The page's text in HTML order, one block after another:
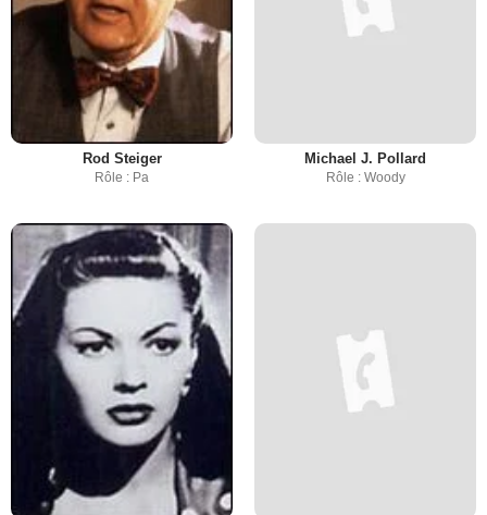
Rod Steiger
Rôle : Pa
Michael J. Pollard
Rôle : Woody